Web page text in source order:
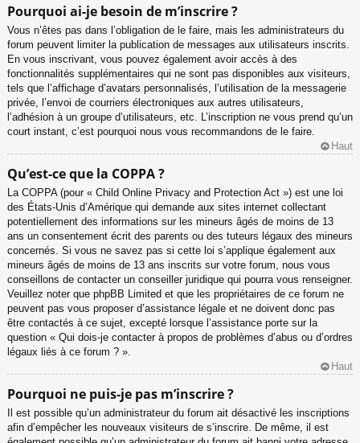
Pourquoi ai-je besoin de m’inscrire ?
Vous n’êtes pas dans l’obligation de le faire, mais les administrateurs du
forum peuvent limiter la publication de messages aux utilisateurs inscrits.
En vous inscrivant, vous pouvez également avoir accès à des
fonctionnalités supplémentaires qui ne sont pas disponibles aux visiteurs,
tels que l’affichage d’avatars personnalisés, l’utilisation de la messagerie
privée, l’envoi de courriers électroniques aux autres utilisateurs,
l’adhésion à un groupe d’utilisateurs, etc. L’inscription ne vous prend qu’un
court instant, c’est pourquoi nous vous recommandons de le faire.
Haut
Qu’est-ce que la COPPA ?
La COPPA (pour « Child Online Privacy and Protection Act ») est une loi
des États-Unis d’Amérique qui demande aux sites internet collectant
potentiellement des informations sur les mineurs âgés de moins de 13
ans un consentement écrit des parents ou des tuteurs légaux des mineurs
concernés. Si vous ne savez pas si cette loi s’applique également aux
mineurs âgés de moins de 13 ans inscrits sur votre forum, nous vous
conseillons de contacter un conseiller juridique qui pourra vous renseigner.
Veuillez noter que phpBB Limited et que les propriétaires de ce forum ne
peuvent pas vous proposer d’assistance légale et ne doivent donc pas
être contactés à ce sujet, excepté lorsque l’assistance porte sur la
question « Qui dois-je contacter à propos de problèmes d’abus ou d’ordres
légaux liés à ce forum ? ».
Haut
Pourquoi ne puis-je pas m’inscrire ?
Il est possible qu’un administrateur du forum ait désactivé les inscriptions
afin d’empêcher les nouveaux visiteurs de s’inscrire. De même, il est